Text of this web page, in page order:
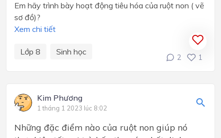
Em hãy trình bày hoạt động tiêu hóa của ruột non ( vẽ
sơ đồ)?
Xem chi tiết
Lớp 8 Sinh học
2 1
Kim Phương
1 tháng 1 2023 lúc 8:02
Những đặc điểm nào của ruột non giúp nó